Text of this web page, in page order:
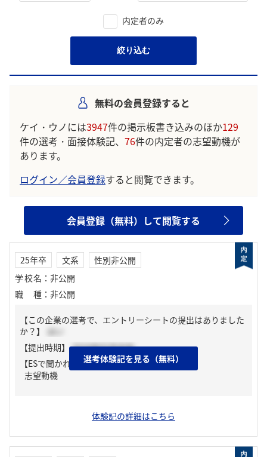
内定者のみ
絞り込む
無料の会員登録すると
ケイ・ウノには3947件の掲示板書き込みのほか129
件の選考・面接体験記、 76件の内定者の志望動機が
あります。
ログイン／会員登録すると閲覧できます。
会員登録（無料）して閲覧する
25年卒 文系
性別非公開
学校名 ： 非公開
職種 ： 非公開
【この企業の選考で、エントリーシートの提出はありました
か？】
はい
【提出時期】 2024年02月中旬
【ESで聞かれた質問】
志望動機
体験記の詳細はこちら
選考体験記を見る（無料）